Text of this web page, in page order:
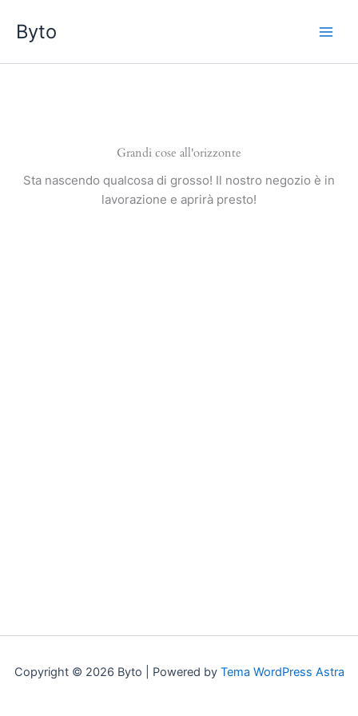
contenuto
Byto
Grandi cose all'orizzonte
Sta nascendo qualcosa di grosso! Il nostro negozio è in
lavorazione e aprirà presto!
Copyright © 2026 Byto | Powered by Tema WordPress Astra